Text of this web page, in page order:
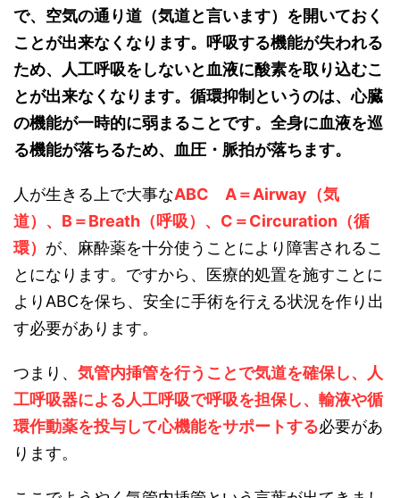
で、空気の通り道（気道と言います）を開いておく
ことが出来なくなります。呼吸する機能が失われる
ため、人工呼吸をしないと血液に酸素を取り込むこ
とが出来なくなります。循環抑制というのは、心臓
の機能が一時的に弱まることです。全身に血液を巡
る機能が落ちるため、血圧・脈拍が落ちます。
人が生きる上で大事なABC A＝Airway（気
道）、B＝Breath（呼吸）、C＝Circuration（循
環） が、麻酔薬を十分使うことにより障害されるこ
とになります。ですから、医療的処置を施すことに
よりABCを保ち、安全に手術を行える状況を作り出
す必要があります。
つまり、 気管内挿管を行うことで気道を確保し、人
工呼吸器による人工呼吸で呼吸を担保し、輸液や循
環作動薬を投与して心機能をサポートする必要があ
ります。